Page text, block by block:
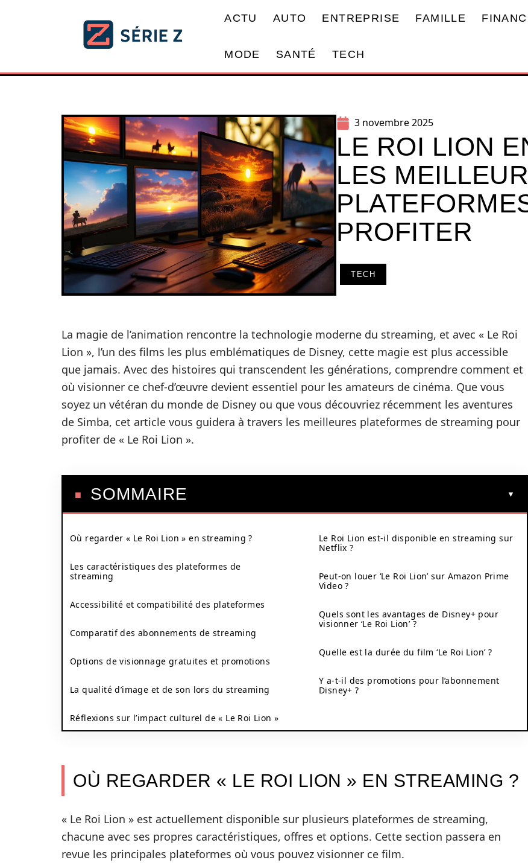
ACTU AUTO ENTREPRISE FAMILLE
MODE SANTÉ TECH
3 novembre 2025
LE ROI LION
LES
PROFITER
TECH
La magie de l’animation rencontre la technologie moderne du streaming, et avec « Le Roi
Lion », l’un des films les plus emblématiques de Disney, cette magie est plus accessible
que jamais. Avec des histoires qui transcendent les générations, comprendre comment et
où visionner ce chef-d’œuvre devient essentiel pour les amateurs de cinéma. Que vous
soyez un vétéran du monde de Disney ou que vous découvriez récemment les aventures
de Simba, cet article vous guidera à travers les meilleures plateformes de streaming pour
profiter de « Le Roi Lion ».
SOMMAIRE
Où regarder « Le Roi Lion » en streaming ?
Les caractéristiques des plateformes de
streaming
Accessibilité et compatibilité des plateformes
Comparatif des abonnements de streaming
Options de visionnage gratuites et promotions
La qualité d’image et de son lors du streaming
Réflexions sur l’impact culturel de « Le Roi Lion »
Le Roi Lion est-il disponible en streaming sur
Netflix ?
Peut-on louer ‘Le Roi Lion’ sur Amazon Prime
Video ?
Quels sont les avantages de Disney+ pour
visionner ‘Le Roi Lion’ ?
Quelle est la durée du film ‘Le Roi Lion’ ?
Y a-t-il des promotions pour l’abonnement
Disney+ ?
OÙ REGARDER « LE ROI LION » EN STREAMING ?
« Le Roi Lion » est actuellement disponible sur plusieurs plateformes de streaming,
chacune avec ses propres caractéristiques, offres et options. Cette section passera en
revue les principales plateformes où vous pouvez visionner ce film.